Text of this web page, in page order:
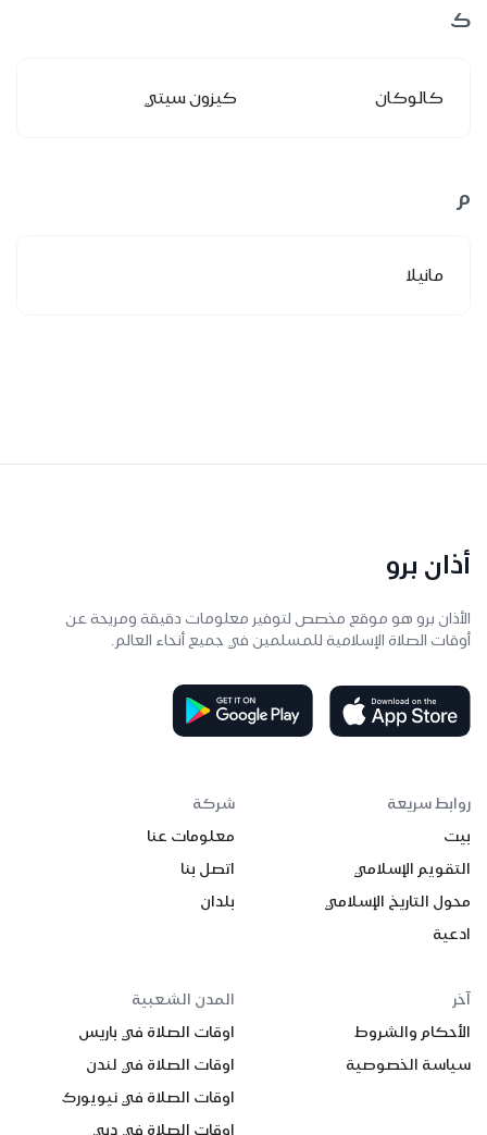
ك
كالوكان كيزون سيتي
م
مانيلا
أذان برو
الأذان برو هو موقع مخصص لتوفير معلومات دقيقة ومريحة عن
أوقات الصلاة الإسلامية للمسلمين في جميع أنحاء العالم.
روابط سريعة
بيت
التقويم الإسلامي
محول التاريخ الإسلامي
ادعية
شركة
معلومات عنا
اتصل بنا
بلدان
آخر
الأحكام والشروط
سياسة الخصوصية
المدن الشعبية
اوقات الصلاة في باريس
اوقات الصلاة في لندن
اوقات الصلاة في نيويورك
اوقات الصلاة في دبي